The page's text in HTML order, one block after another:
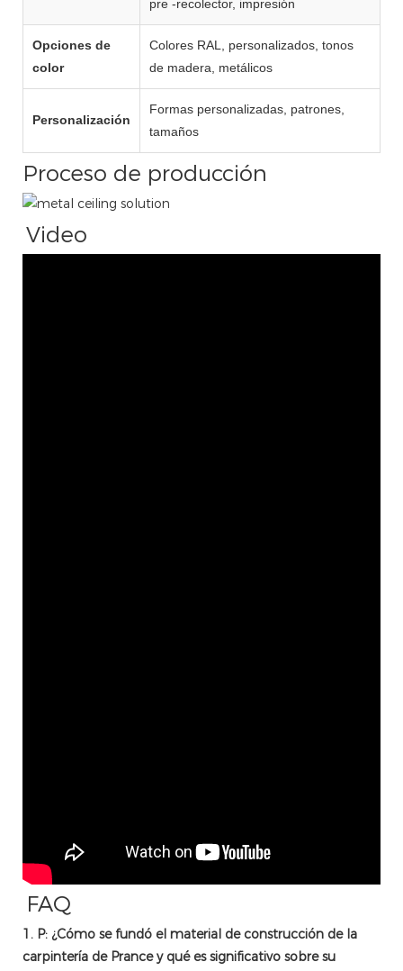
pre -recolector, impresión
Opciones de
color
Colores RAL, personalizados, tonos
de madera, metálicos
Personalización
Formas personalizadas, patrones,
tamaños
Proceso de producción
Video
FAQ
1. P: ¿Cómo se fundó el material de construcción de la
carpintería de Prance y qué es significativo sobre su